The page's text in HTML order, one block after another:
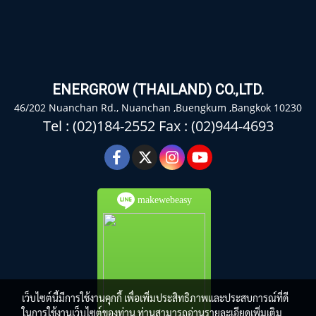
ENERGROW (THAILAND) CO.,LTD.
46/202 Nuanchan Rd., Nuanchan ,Buengkum ,Bangkok 10230
Tel : (02)184-2552 Fax : (02)944-4693
makewebeasy
เว็บไซต์นี้มีการใช้งานคุกกี้ เพื่อเพิ่มประสิทธิภาพและประสบการณ์ที่ดี
ในการใช้งานเว็บไซต์ของท่าน ท่านสามารถอ่านรายละเอียดเพิ่มเติม